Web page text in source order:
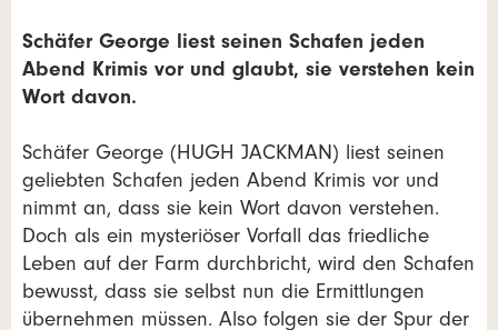
Schäfer George liest seinen Schafen jeden
Abend Krimis vor und glaubt, sie verstehen kein
Wort davon.
Schäfer George (HUGH JACKMAN) liest seinen
geliebten Schafen jeden Abend Krimis vor und
nimmt an, dass sie kein Wort davon verstehen.
Doch als ein mysteriöser Vorfall das friedliche
Leben auf der Farm durchbricht, wird den Schafen
bewusst, dass sie selbst nun die Ermittlungen
übernehmen müssen. Also folgen sie der Spur der